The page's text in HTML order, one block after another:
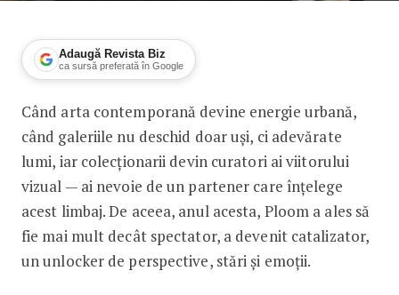
Adaugă Revista Biz
ca sursă preferată în Google
Cum transformă arta un oraș
Când arta contemporană devine energie urbană,
când galeriile nu deschid doar uși, ci adevărate
lumi, iar colecționarii devin curatori ai viitorului
vizual — ai nevoie de un partener care înțelege
acest limbaj. De aceea, anul acesta, Ploom a ales să
fie mai mult decât spectator, a devenit catalizator,
un unlocker de perspective, stări și emoții.